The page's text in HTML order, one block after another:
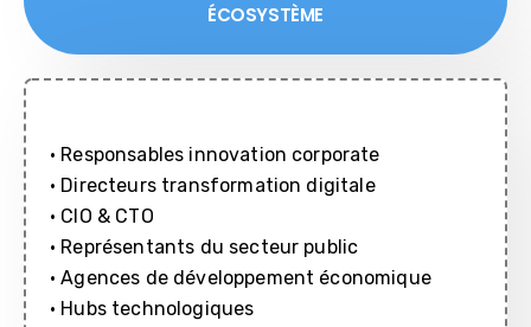
ÉCOSYSTÈME
• Responsables innovation corporate
• Directeurs transformation digitale
• CIO & CTO
• Représentants du secteur public
• Agences de développement économique
• Hubs technologiques